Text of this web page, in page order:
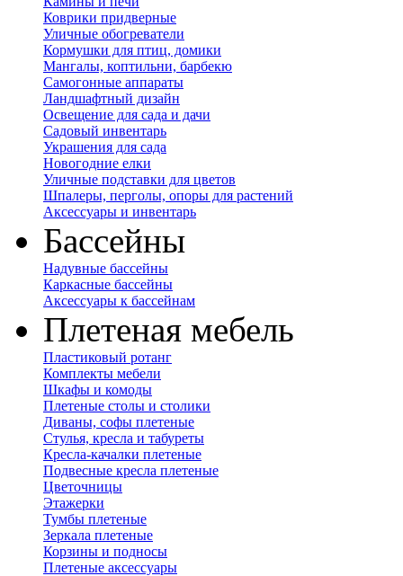
Коврики придверные
Уличные обогреватели
Кормушки для птиц, домики
Мангалы, коптильни, барбекю
Самогонные аппараты
Ландшафтный дизайн
Освещение для сада и дачи
Садовый инвентарь
Украшения для сада
Новогодние елки
Уличные подставки для цветов
Шпалеры, перголы, опоры для растений
Аксессуары и инвентарь
Бассейны
Надувные бассейны
Каркасные бассейны
Аксессуары к бассейнам
Плетеная мебель
Пластиковый ротанг
Комплекты мебели
Шкафы и комоды
Плетеные столы и столики
Диваны, софы плетеные
Стулья, кресла и табуреты
Кресла-качалки плетеные
Подвесные кресла плетеные
Цветочницы
Этажерки
Тумбы плетеные
Зеркала плетеные
Корзины и подносы
Плетеные аксессуары